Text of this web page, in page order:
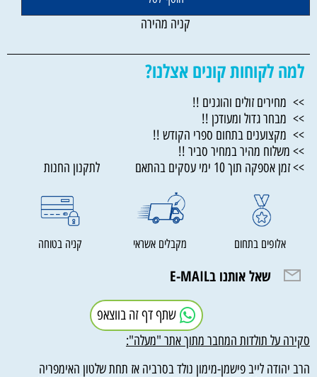
קניה מהירה
למה לקוחות קונים אצלנו?
>> מחירים זולים והוגנים !!
>> מבחר גדול ומעודכן !!
>> מקצוענים בתחום ספרי הקודש !!
>> משלוח מהיר במחיר סביר !!
>> זמן אספקה תוך 10 ימי עסקים בהתאם לתקנון החנות
אלופים בתחום מקבלים אשראי קניה בטוחה
שאל אותנו בE-MAIL
שתף דף זה בווצאפ
סקירה על תולדות המחבר מתוך אתר "מעלה":
הרב יהודה לייב פישמן-מימון נולד בסרביה אז תחת שלטון האימפריה